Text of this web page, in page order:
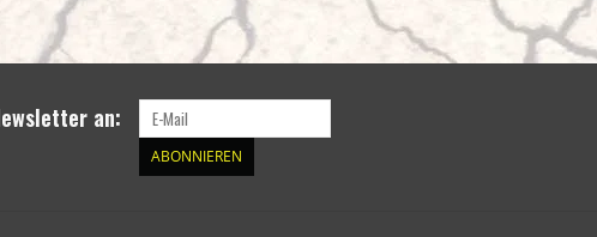
an:
ABONNIEREN